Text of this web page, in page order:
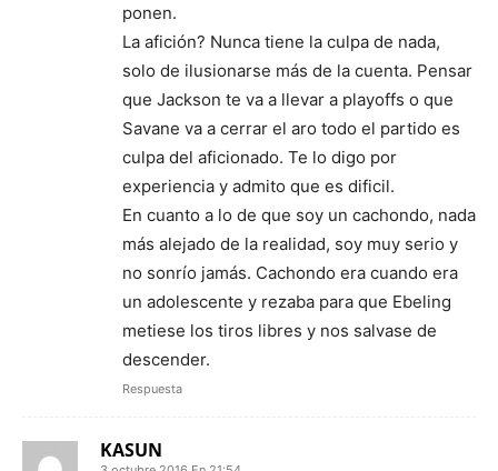
ponen.
La afición? Nunca tiene la culpa de nada,
solo de ilusionarse más de la cuenta. Pensar
que Jackson te va a llevar a playoffs o que
Savane va a cerrar el aro todo el partido es
culpa del aficionado. Te lo digo por
experiencia y admito que es dificil.
En cuanto a lo de que soy un cachondo, nada
más alejado de la realidad, soy muy serio y
no sonrío jamás. Cachondo era cuando era
un adolescente y rezaba para que Ebeling
metiese los tiros libres y nos salvase de
descender.
Respuesta
KASUN